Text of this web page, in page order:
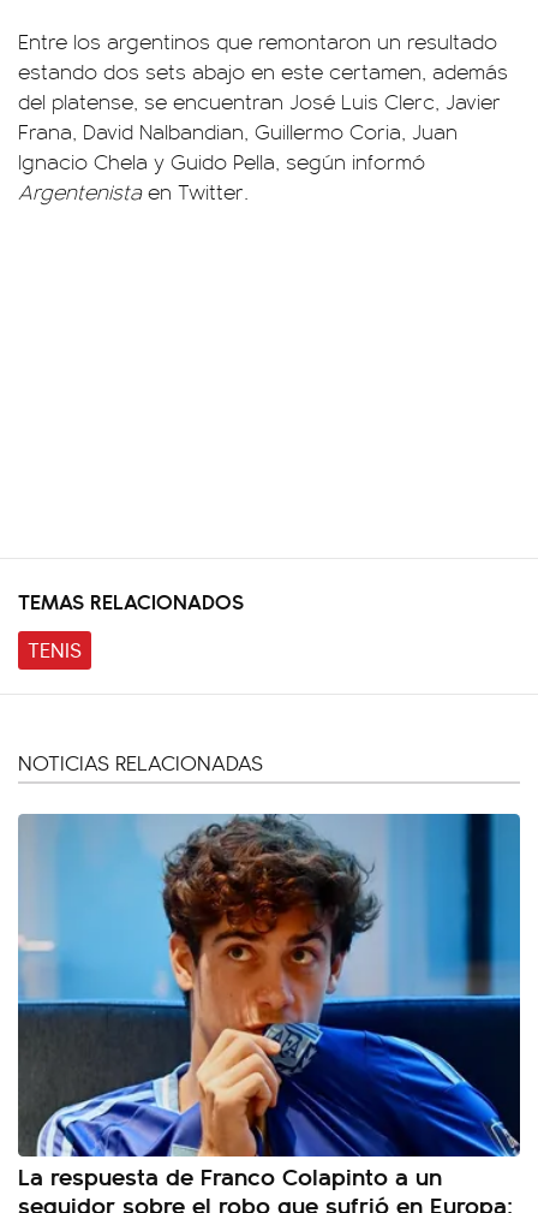
Entre los argentinos que remontaron un resultado
estando dos sets abajo en este certamen, además
del platense, se encuentran José Luis Clerc, Javier
Frana, David Nalbandian, Guillermo Coria, Juan
Ignacio Chela y Guido Pella, según informó
Argentenistaen Twitter.
TEMAS RELACIONADOS
TENIS
NOTICIAS RELACIONADAS
La respuesta de Franco Colapinto a un
seguidor sobre el robo que sufrió en Europa: